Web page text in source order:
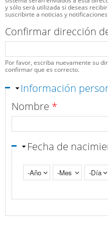
y sólo será utilizada si deseas
suscribirte a noticias y
Confirmar dirección
Por favor, escriba nuevamente su
confirmar que es correcto.
Ocultar
Información
Nombre *
Fecha de
Año
Mes Día